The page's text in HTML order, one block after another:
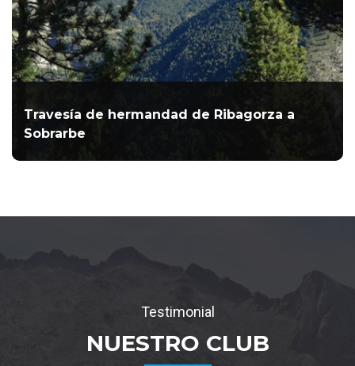
Travesía de hermandad de Ribagorza a
Sobrarbe
de amistad y convivencia
Testimonial
NUESTRO CLUB